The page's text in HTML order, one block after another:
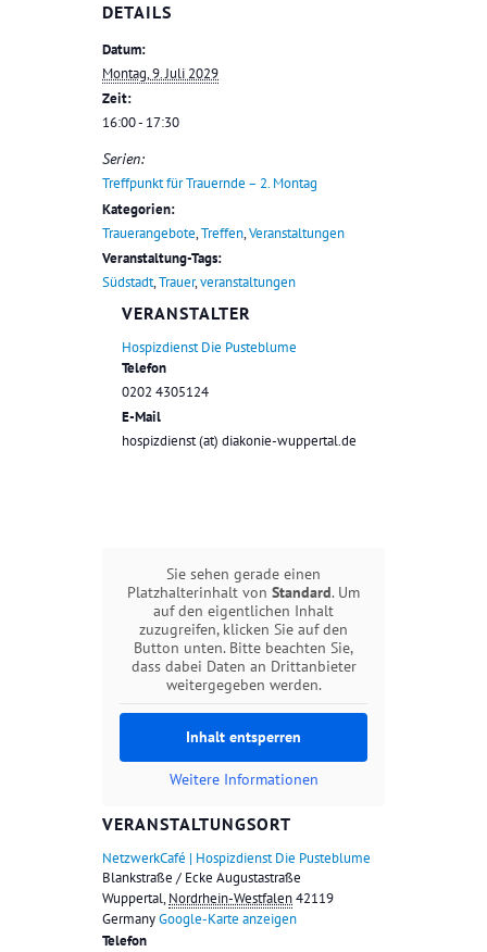
DETAILS
Datum:
Montag, 9. Juli 2029
Zeit:
16:00 - 17:30
Serien:
Treffpunkt für Trauernde – 2. Montag
Kategorien:
Trauerangebote,Treffen,Veranstaltungen
Veranstaltung-Tags:
Südstadt,Trauer,veranstaltungen
VERANSTALTER
Hospizdienst Die Pusteblume
Telefon
0202 4305124
E-Mail
hospizdienst (at) diakonie-wuppertal.de
VERANSTALTUNGSORT
NetzwerkCafé | Hospizdienst Die Pusteblume
Blankstraße / Ecke Augustastraße
Wuppertal, Nordrhein-Westfalen42119
GermanyGoogle-Karte anzeigen
Telefon
Sie sehen gerade einen
Platzhalterinhalt von Standard. Um
auf den eigentlichen Inhalt
zuzugreifen, klicken Sie auf den
Button unten. Bitte beachten Sie,
dass dabei Daten an Drittanbieter
weitergegeben werden.
Inhalt entsperren
Weitere Informationen